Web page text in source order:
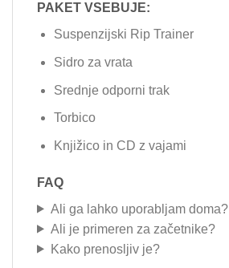
PAKET VSEBUJE:
Suspenzijski Rip Trainer
Sidro za vrata
Srednje odporni trak
Torbico
Knjižico in CD z vajami
FAQ
Ali ga lahko uporabljam doma?
Ali je primeren za začetnike?
Kako prenosljiv je?